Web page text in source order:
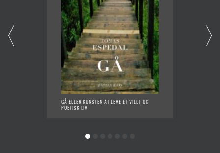
GÅ ELLER KUNSTEN AT LEVE ET VILDT OG
POETISK LIV